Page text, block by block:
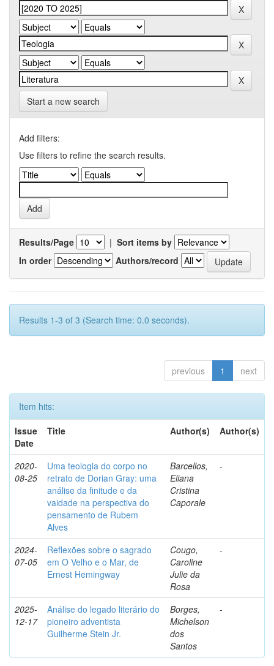
Start a new search
Add filters:
Use filters to refine the search results.
Results/Page | Sort items by
In order
Authors/record
Results 1-3 of 3 (Search time: 0.0 seconds).
previous 1 next
Item hits:
Issue
Date
Title Author(s) Author(s)
2020-
08-25
Uma teologia do corpo no
retrato de Dorian Gray: uma
análise da finitude e da
vaidade na perspectiva do
pensamento de Rubem
Alves
Barcellos,
Eliana
Cristina
Caporale
-
2024-
07-05
Reflexões sobre o sagrado
em O Velho e o Mar, de
Ernest Hemingway
Cougo,
Caroline
Julie da
Rosa
-
2025-
12-17
Análise do legado literário do
pioneiro adventista
Guilherme Stein Jr.
Borges,
Michelson
dos
Santos
-